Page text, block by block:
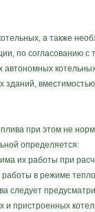
а также
по согласованию
при этом не
определяется:
их работы при
в режиме
следует
пристроенных